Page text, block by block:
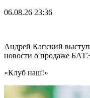
06.08.26 23:36
Андрей Капский
новости о продаже
«Клуб наш!»